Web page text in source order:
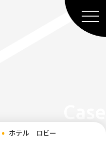
ホテル ロビー